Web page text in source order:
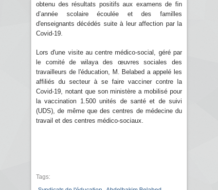
obtenu des résultats positifs aux examens de fin
d’année scolaire écoulée et des familles
d'enseignants décédés suite à leur affection par la
Covid-19.
Lors d'une visite au centre médico-social, géré par
le comité de wilaya des œuvres sociales des
travailleurs de l'éducation, M. Belabed a appelé les
affiliés du secteur à se faire vacciner contre la
Covid-19, notant que son ministère a mobilisé pour
la vaccination 1.500 unités de santé et de suivi
(UDS), de même que des centres de médecine du
travail et des centres médico-sociaux.
Tags: